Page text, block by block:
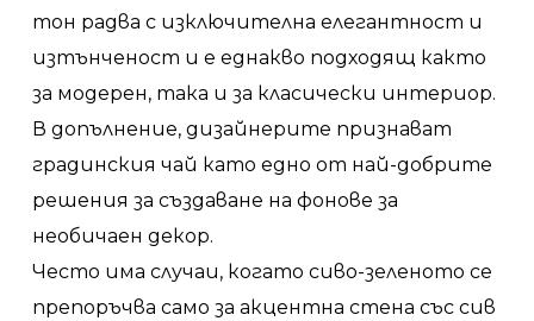
тон радва с изключителна елегантност и
изтънченост и е еднакво подходящ както
за модерен, така и за класически интериор.
В допълнение, дизайнерите признават
градинския чай като едно от най-добрите
решения за създаване на фонове за
необичаен декор.
Често има случаи, когато сиво-зеленото се
препоръчва само за акцентна стена със сив